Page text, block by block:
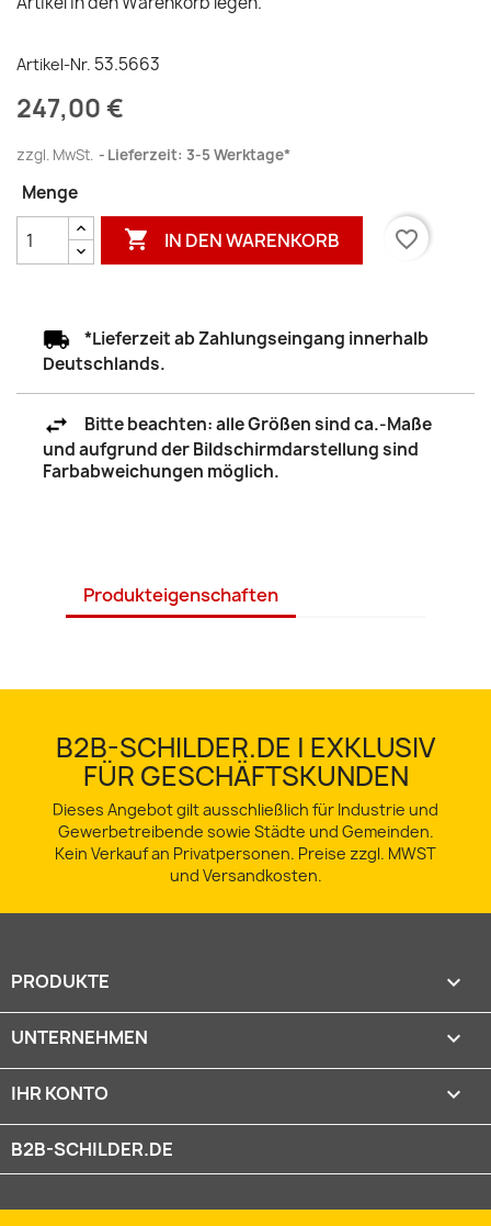
Artikel-Nr. 53.5663
247,00 €
zzgl. MwSt. Lieferzeit: 3-5 Werktage*
Menge
 IN DEN WARENKORB favorite_border
*Lieferzeit ab Zahlungseingang innerhalb
Deutschlands.
Bitte beachten: alle Größen sind ca.-Maße
und aufgrund der Bildschirmdarstellung sind
Farbabweichungen möglich.
Produkteigenschaften
B2B-SCHILDER.DE | EXKLUSIV
FÜR GESCHÄFTSKUNDEN
Dieses Angebot gilt ausschließlich für Industrie und
Gewerbetreibende sowie Städte und Gemeinden.
Kein Verkauf an Privatpersonen. Preise zzgl. MWST
und Versandkosten.
PRODUKTE 
UNTERNEHMEN 
IHR KONTO 
B2B-SCHILDER.DE